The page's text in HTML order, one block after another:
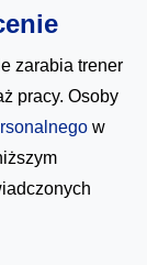
zarabia trener
pracy. Osoby
w